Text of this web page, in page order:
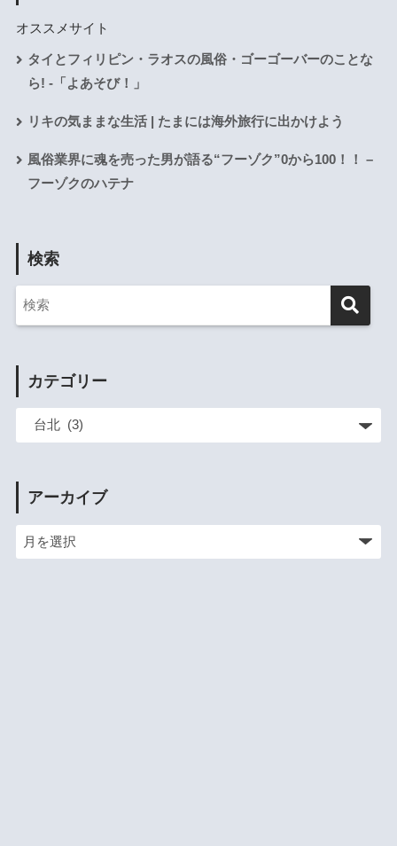
オススメサイト
タイとフィリピン・ラオスの風俗・ゴーゴーバーのことな
ら! -「よあそび！」
リキの気ままな生活 | たまには海外旅行に出かけよう
風俗業界に魂を売った男が語る“フーゾク”0から100！！ –
フーゾクのハテナ
検索
カテゴリー
アーカイブ